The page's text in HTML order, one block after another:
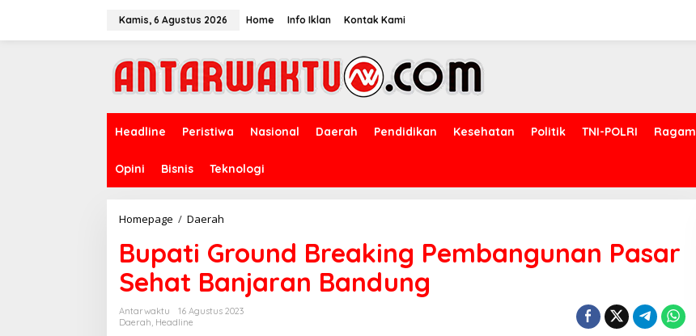
Kamis, 6 Agustus 2026 Home Info Iklan Kontak Kami
Headline Peristiwa Nasional Daerah Pendidikan Kesehatan Politik TNI-POLRI Ragam
Opini Bisnis Teknologi
Homepage / Daerah
Breaking
Pembangunan
Pasar
Sehat
Banjaran
Bupati Ground Breaking Pembangunan Pasar
Sehat Banjaran Bandung
Antarwaktu
16 Agustus 2023
Daerah, Headline